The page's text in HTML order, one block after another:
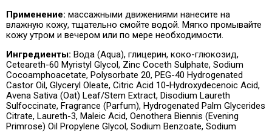
Применение: массажными движениями нанесите на
влажную кожу, тщательно смойте водой. Мягко промывайте
кожу утром и вечером или по мере необходимости.
Ингредиенты: Вода (Aqua), глицерин, коко-глюкозид,
Ceteareth-60 Myristyl Glycol, Zinc Coceth Sulphate, Sodium
Cocoamphoacetate, Polysorbate 20, PEG-40 Hydrogenated
Castor Oil, Glyceryl Oleate, Citric Acid 10-Hydroxydecenoic Acid,
Avena Sativa (Oat) Leaf/Stem Extract, Disodium Laureth
Sulfoccinate, Fragrance (Parfum), Hydrogenated Palm Glycerides
Citrate, Laureth-3, Maleic Acid, Oenothera Biennis (Evening
Primrose) Oil Propylene Glycol, Sodium Benzoate, Sodium